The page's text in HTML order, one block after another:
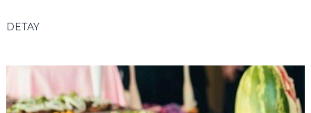
DETAY